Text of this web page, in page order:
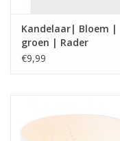
Kandelaar| Bloem |
groen | Rader
€9,99